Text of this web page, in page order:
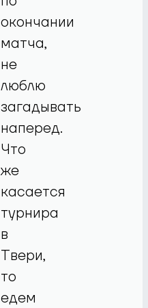
окончании
матча,
не
люблю
загадывать
наперед.
Что
же
касается
турнира
в
Твери,
то
едем